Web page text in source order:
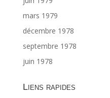
mars 1979
décembre 1978
septembre 1978
juin 1978
Liens rapides